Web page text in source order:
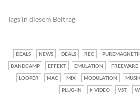
Tags in diesem Beitrag
DEALS NEWS DEALS REC
BANDCAMP
EFFEKT EMULATION FREEWARE
LOOPER
MAC MIX MODULATION MUSIK
PLUG-IN
VIDEO VST